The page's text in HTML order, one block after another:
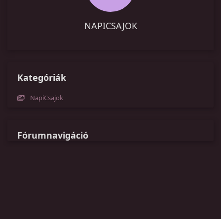
NAPICSAJOK
Kategóriák
NapiCsajok
Fórumnavigáció